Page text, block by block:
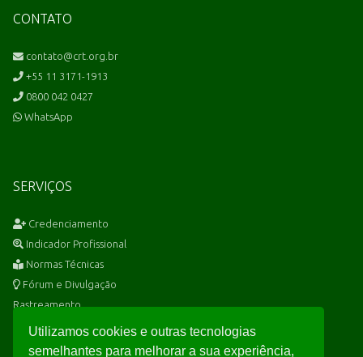
CONTATO
contato@crt.org.br
+55 11 3171-1913
0800 042 0427
WhatsApp
SERVIÇOS
Credenciamento
Indicador Profissional
Normas Técnicas
Fórum e Divulgação
Rastreamento
Utilizamos cookies e outras tecnologias
semelhantes para melhorar a sua experiência,